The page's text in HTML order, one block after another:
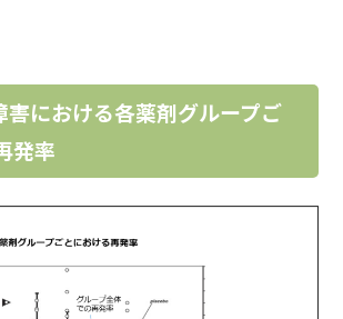
害における各薬剤グループご
発率